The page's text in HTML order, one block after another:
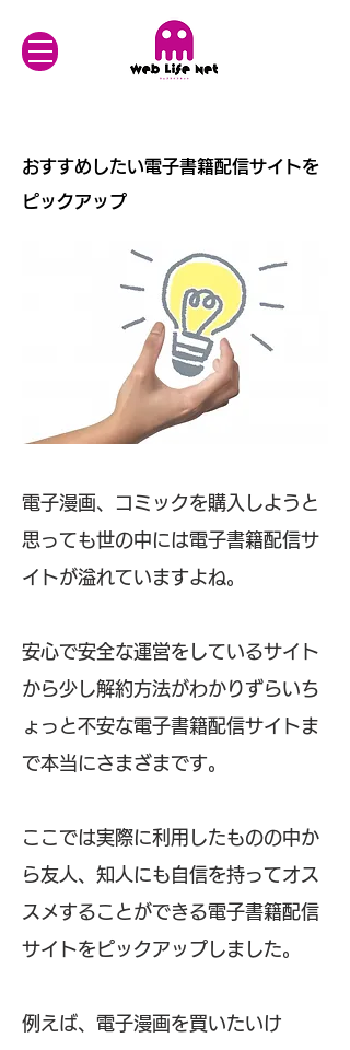
おすすめしたい電子書籍配信サイトを
ピックアップ
電子漫画、コミックを購入しようと
思っても世の中には電子書籍配信サ
イトが溢れていますよね。
安心で安全な運営をしているサイト
から少し解約方法がわかりずらいち
ょっと不安な電子書籍配信サイトま
で本当にさまざまです。
ここでは実際に利用したものの中か
ら友人、知人にも自信を持ってオス
スメすることができる電子書籍配信
サイトをピックアップしました。
例えば、電子漫画を買いたいけ